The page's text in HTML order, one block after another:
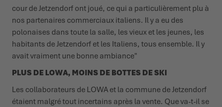
cour de Jetzendorf ont joué, ce qui a particulièrement plu à
nos partenaires commerciaux italiens. Il y a eu des
polonaises dans toute la salle, les vieux et les jeunes, les
habitants de Jetzendorf et les Italiens, tous ensemble. Il y
avait vraiment une bonne ambiance"
PLUS DE LOWA, MOINS DE BOTTES DE SKI
Les collaborateurs de LOWA et la commune de Jetzendorf
étaient malgré tout incertains après la vente. Que va-t-il se